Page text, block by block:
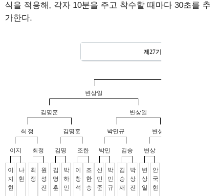
식을 적용해, 각자 10분을 주고 착수할 때마다 30초를 추
가한다.